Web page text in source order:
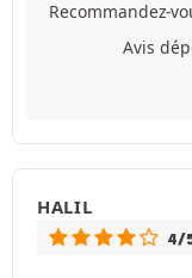
Recommandez-
Avis
HALIL
4/